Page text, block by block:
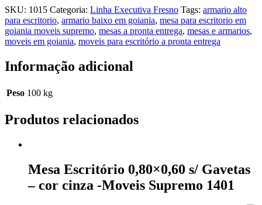
SKU: 1015 Categoria: Linha Executiva Fresno Tags: armario alto
para escritorio, armario baixo em goiania, mesa para escritorio em
goiania moveis supremo, mesas a pronta entrega, mesas e armarios,
moveis em goiania, moveis para escritório a pronta entrega
Informação adicional
Peso 100 kg
Produtos relacionados
Mesa Escritório 0,80×0,60 s/ Gavetas
– cor cinza -Moveis Supremo 1401